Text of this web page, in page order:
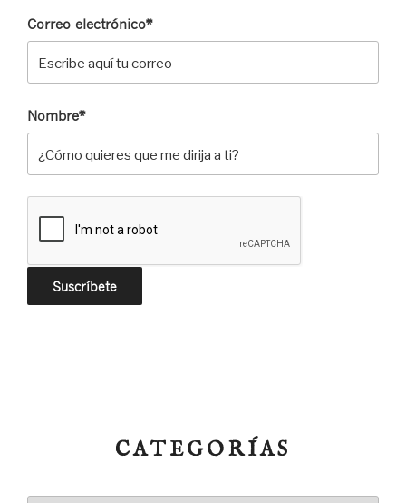
Correo electrónico*
Nombre*
CATEGORÍAS